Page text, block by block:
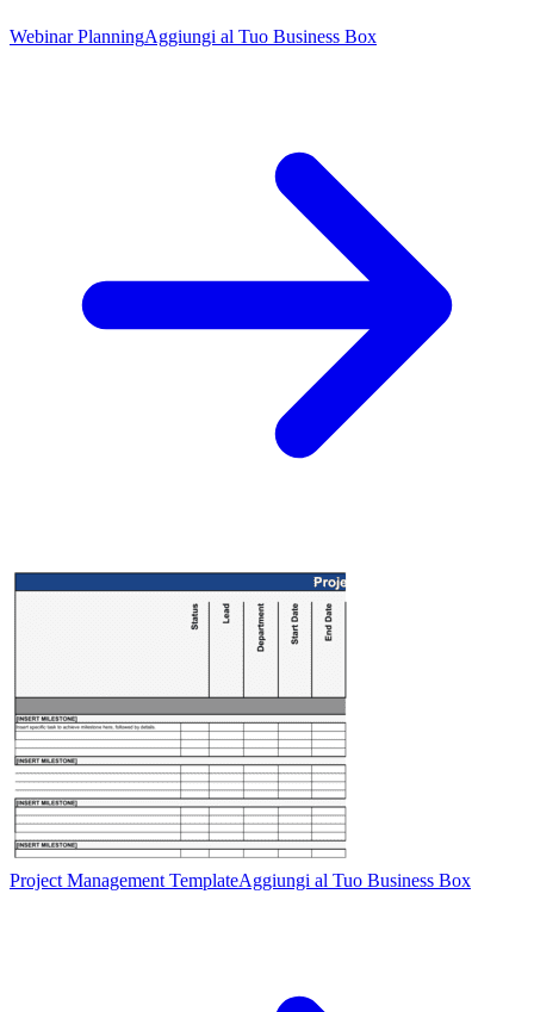
Webinar PlanningAggiungi al Tuo Business Box
Project Management TemplateAggiungi al Tuo Business Box